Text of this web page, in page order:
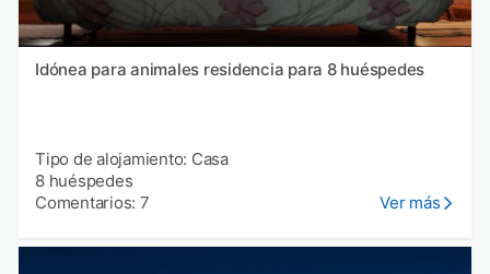
Idónea para animales residencia para 8 huéspedes
Tipo de alojamiento: Casa
8 huéspedes
Comentarios: 7
Ver más